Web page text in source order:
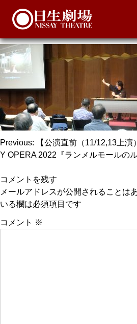
投
稿
ナ
ビ
ゲ
ー
Previous:
【公演直前（11/12,13上
Y OPERA 2022『ランメルモールのル
コメントを残す
メールアドレスが公開されることは
いる欄は必須項目です
コメント ※